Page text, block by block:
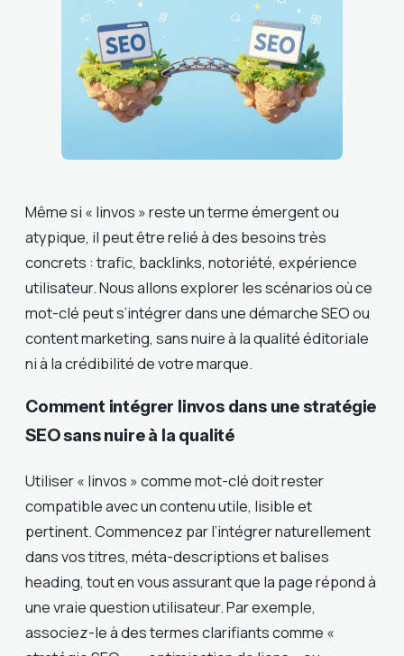
Même si « linvos » reste un terme émergent ou
atypique, il peut être relié à des besoins très
concrets : trafic, backlinks, notoriété, expérience
utilisateur. Nous allons explorer les scénarios où ce
mot-clé peut s’intégrer dans une démarche SEO ou
content marketing, sans nuire à la qualité éditoriale
ni à la crédibilité de votre marque.
Comment intégrer linvos dans une stratégie
SEO sans nuire à la qualité
Utiliser « linvos » comme mot-clé doit rester
compatible avec un contenu utile, lisible et
pertinent. Commencez par l’intégrer naturellement
dans vos titres, méta-descriptions et balises
heading, tout en vous assurant que la page répond à
une vraie question utilisateur. Par exemple,
associez-le à des termes clarifiants comme «